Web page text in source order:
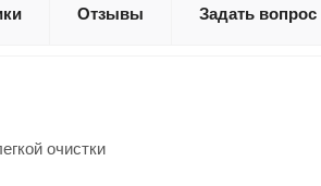
Отзывы Задать вопрос
очистки